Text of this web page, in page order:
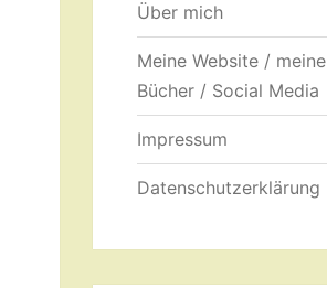
Über mich
Meine Website / meine
Bücher / Social Media
Impressum
Datenschutzerklärung